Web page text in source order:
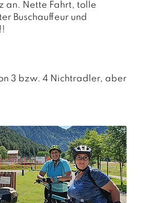
an. Nette Fahrt, tolle
Buschauffeur und
3 bzw. 4 Nichtradler, aber